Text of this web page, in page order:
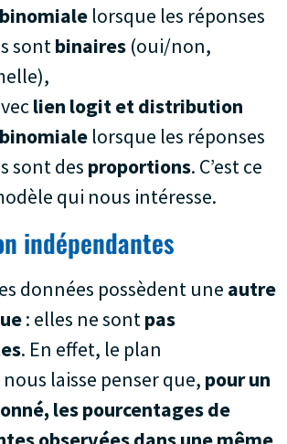
lorsque les réponses
sontbinaires (oui/non,
lien logit et distribution
lorsque les réponses
sont des proportions. C’est ce
qui nous intéresse.
indépendantes
données possèdent une autre
: elles ne sontpas
. En effet, le plan
laisse penser que, pour un
les pourcentages de